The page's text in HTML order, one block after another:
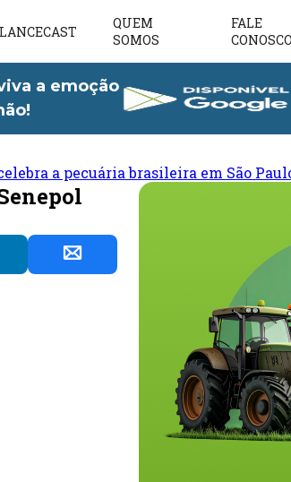
LANCECAST
QUEM
SOMOS
FALE
CONOSCO
a emoção
a pecuária brasileira em São